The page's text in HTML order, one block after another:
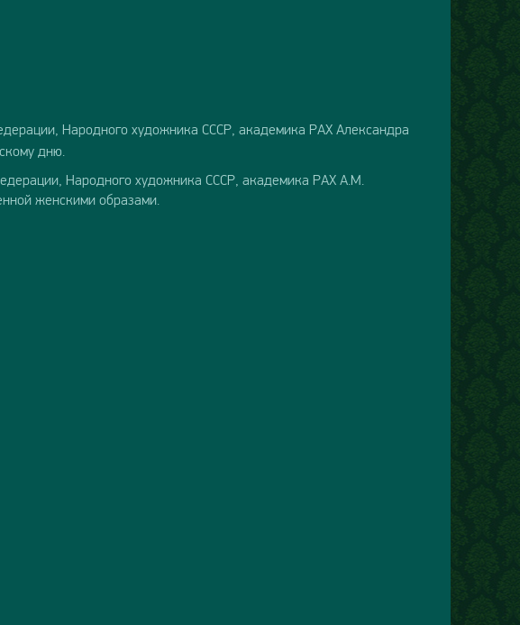
Народного художника СССР, академика РАХ Александра
дню.
Народного художника СССР, академика РАХ А.М.
женскими образами.